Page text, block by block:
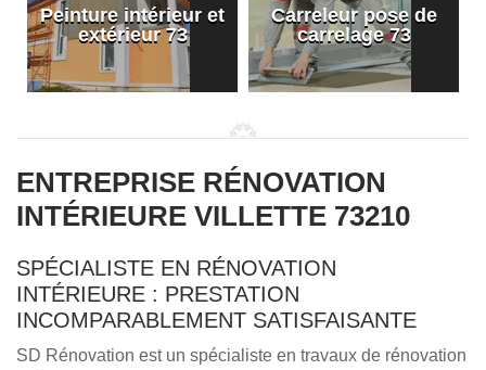
Peinture intérieur et
extérieur 73
Carreleur pose de
carrelage 73
ENTREPRISE RÉNOVATION
INTÉRIEURE VILLETTE 73210
SPÉCIALISTE EN RÉNOVATION
INTÉRIEURE : PRESTATION
INCOMPARABLEMENT SATISFAISANTE
SD Rénovation est un spécialiste en travaux de rénovation